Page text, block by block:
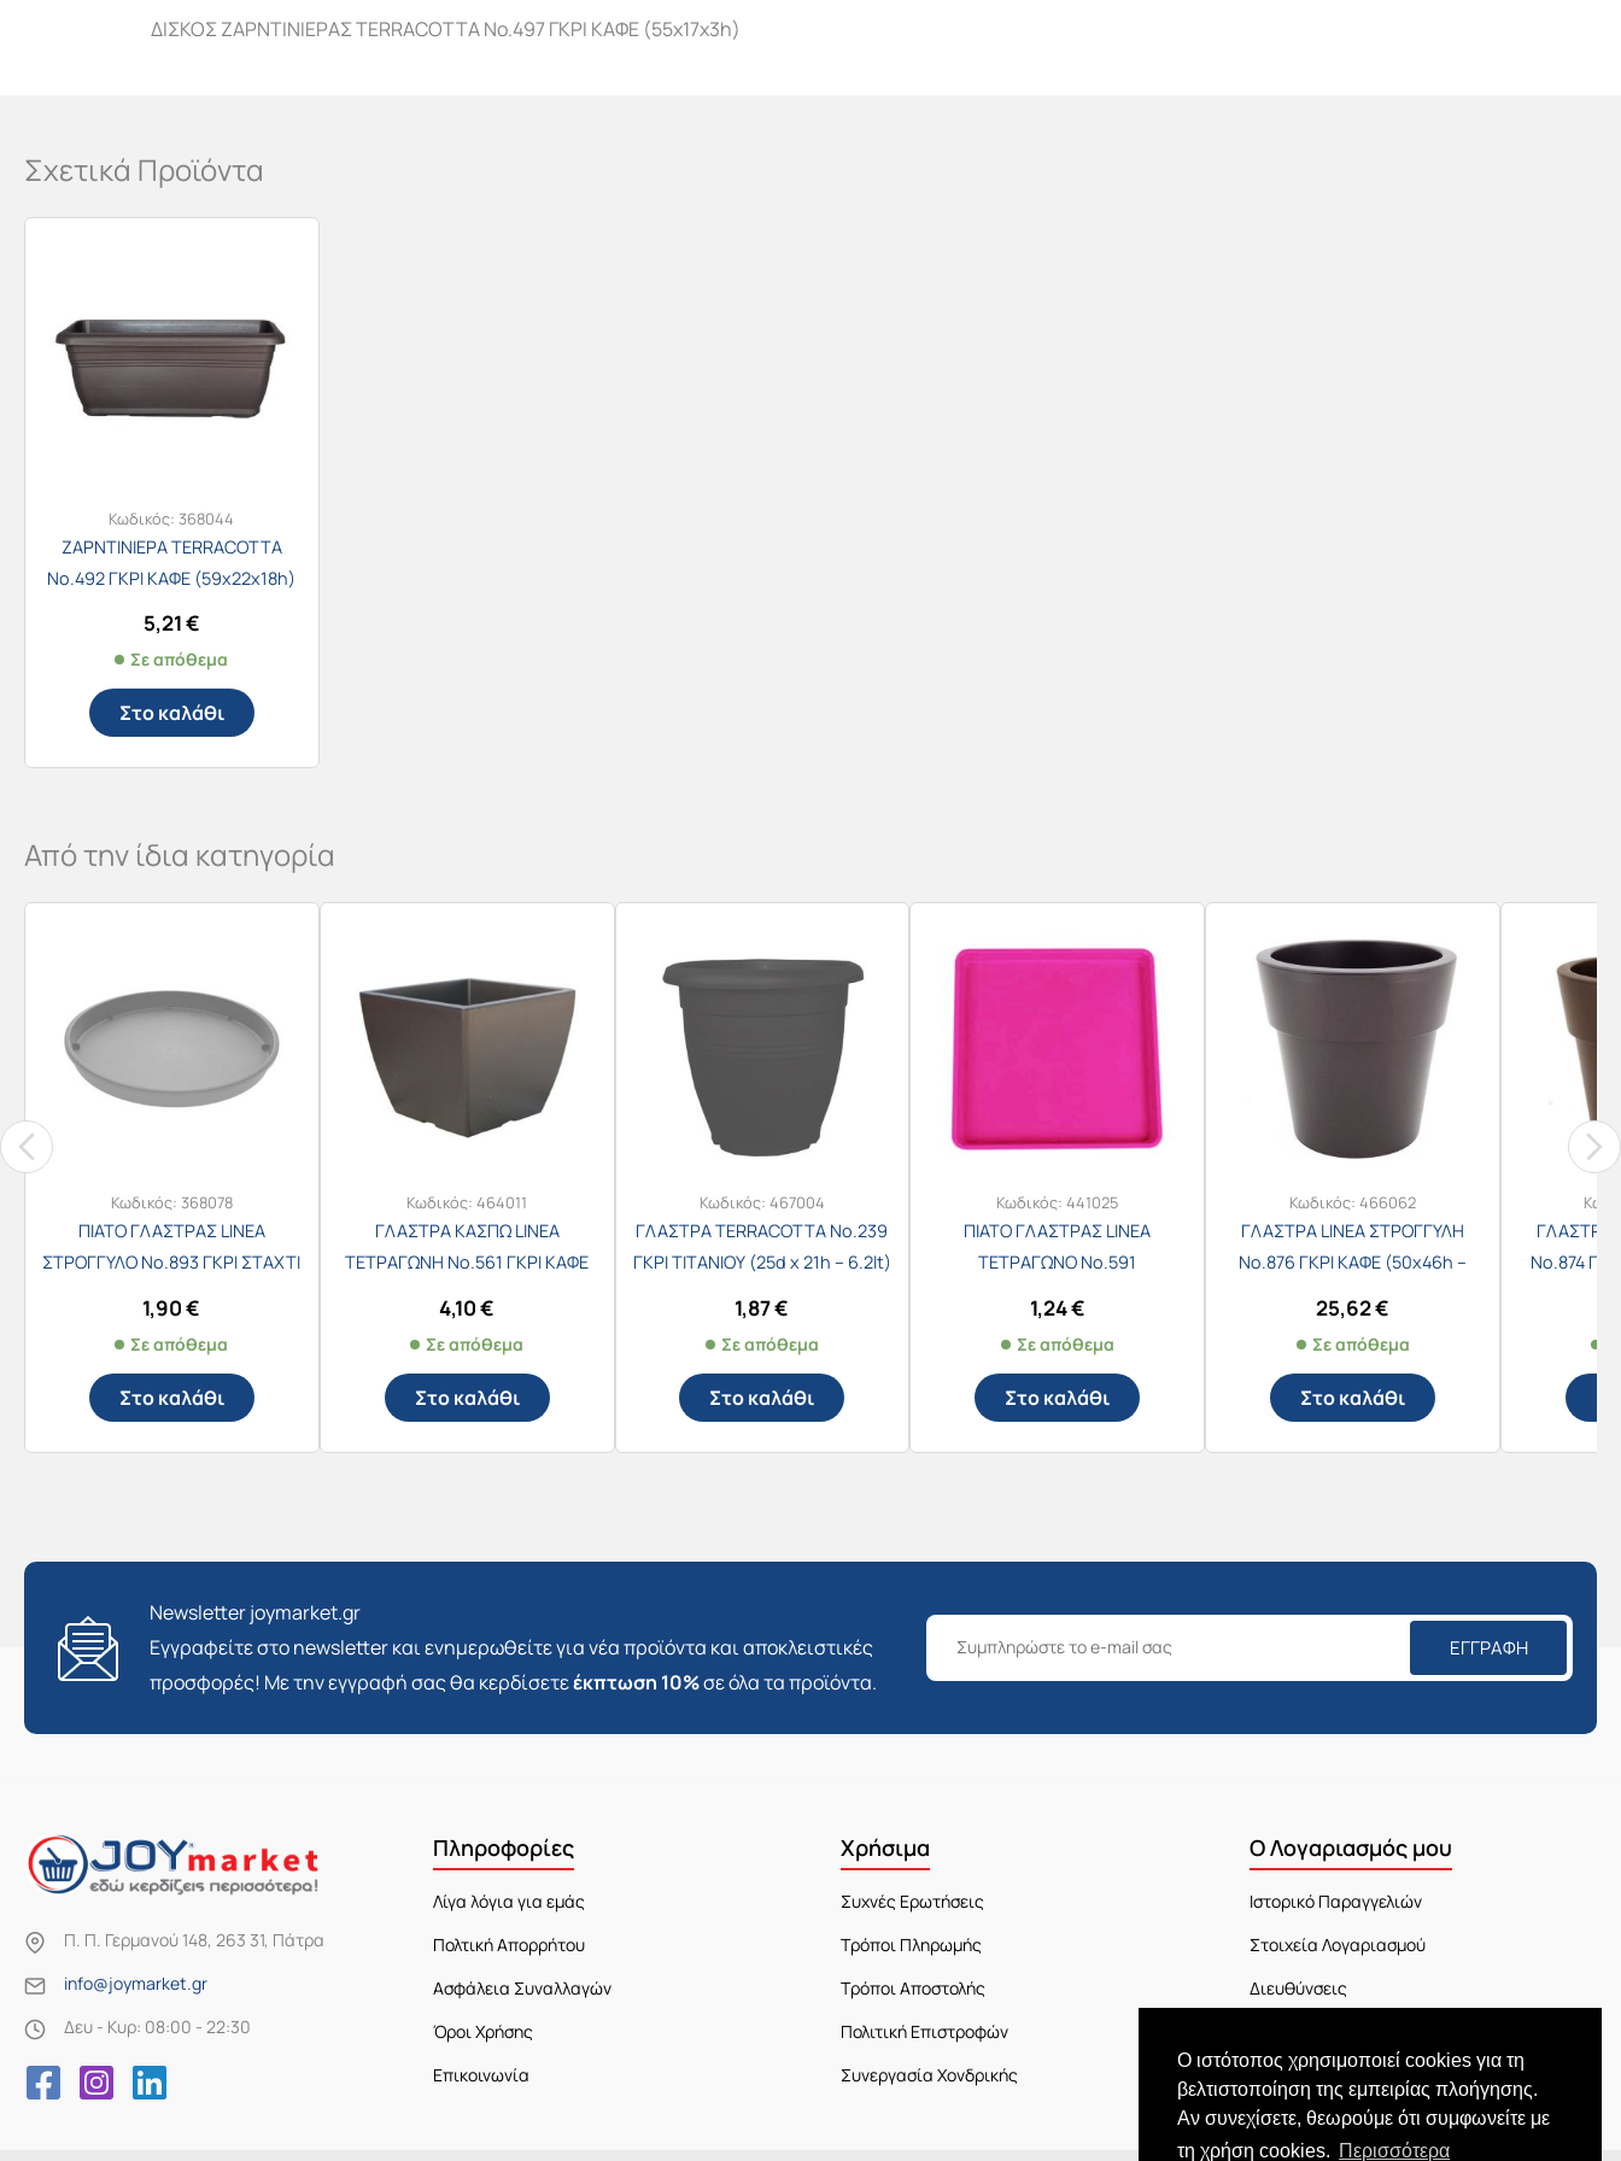
Ο ιστότοπος χρησιμοποιεί cookies για τη
βελτιστοποίηση της εμπειρίας πλοήγησης.
Αν συνεχίσετε, θεωρούμε ότι συμφωνείτε με
τη χρήση cookies. Περισσότερα
ΔΙΣΚΟΣ ΖΑΡΝΤΙΝΙΕΡΑΣ TERRACOTTA Νο.497 ΓΚΡΙ ΚΑΦΕ (55x17x3h)
Σχετικά Προϊόντα
Κωδικός:368044
ΖΑΡΝΤΙΝΙΕΡΑ TERRACOTTA
Νο.492 ΓΚΡΙ ΚΑΦΕ (59x22x18h)
5,21€
Σε απόθεμα
Στο καλάθι
Από την ίδια κατηγορία
Κωδικός: 368078
ΠΙΑΤΟ ΓΛΑΣΤΡΑΣ LINEA
ΣΤΡΟΓΓΥΛΟ Νο.893 ΓΚΡΙ ΣΤΑΧΤΙ
1,90€
Σε απόθεμα
Στο καλάθι
Κωδικός:464011
ΓΛΑΣΤΡΑ ΚΑΣΠΩ LINEA
ΤΕΤΡΑΓΩΝΗ Νο.561 ΓΚΡΙ ΚΑΦΕ
4,10€
Σε απόθεμα
Στο καλάθι
Κωδικός: 467004
ΓΛΑΣΤΡΑ TERRACOTTA Νο.239
ΓΚΡΙ ΤΙΤΑΝΙΟΥ (25d x 21h – 6.2lt)
1,87€
Σε απόθεμα
Στο καλάθι
Κωδικός:441025
ΠΙΑΤΟ ΓΛΑΣΤΡΑΣ LINEA
ΤΕΤΡΑΓΩΝΟ Νο.591
1,24€
Σε απόθεμα
Στο καλάθι
Κωδικός:466062
ΓΛΑΣΤΡΑ LINEA ΣΤΡΟΓΓΥΛΗ
Νο.876 ΓΚΡΙ ΚΑΦΕ (50x46h –
25,62€
Σε απόθεμα
Στο καλάθι
ΓΛΑΣΤΡΑ
Νο.874
Newsletter joymarket.gr
Εγγραφείτε στο newsletter και ενημερωθείτε για νέα προϊόντα και αποκλειστικές
προσφορές! Με την εγγραφή σας θα κερδίσετεέκπτωση 10%σε όλα τα προϊόντα.
ΕΓΓΡΑΦΉ
Π. Π. Γερμανού 148, 263 31, Πάτρα
info@joymarket.gr
Δευ - Κυρ: 08:00 - 22:30
Πληροφορίες
Λίγα λόγια για εμάς
Πολτική Απορρήτου
Ασφάλεια Συναλλαγών
Όροι Χρήσης
Επικοινωνία
Χρήσιμα
Συχνές Ερωτήσεις
Τρόποι Πληρωμής
Τρόποι Αποστολής
Πολιτική Επιστροφών
Συνεργασία Χονδρικής
Ο Λογαριασμός μου
Ιστορικό Παραγγελιών
Στοιχεία Λογαριασμού
Διευθύνσεις
Εξέλιξη Παραγγελίας